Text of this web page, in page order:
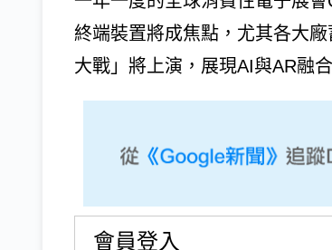
終端裝置將成焦點，尤其各大
大戰」將上演，展現AI與AR融
會員登入